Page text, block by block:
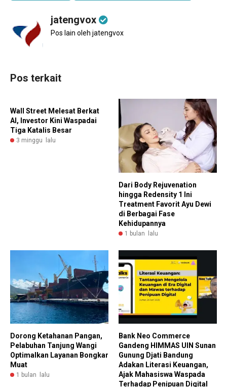
jatengvox
Pos lain oleh jatengvox
Pos terkait
Wall Street Melesat Berkat
AI, Investor Kini Waspadai
Tiga Katalis Besar
3 minggu lalu
Dari Body Rejuvenation
hingga Redensity 1 Ini
Treatment Favorit Ayu Dewi
di Berbagai Fase
Kehidupannya
1 bulan lalu
Dorong Ketahanan Pangan,
Pelabuhan Tanjung Wangi
Optimalkan Layanan Bongkar
Muat
1 bulan lalu
Bank Neo Commerce
Gandeng HIMMAS UIN Sunan
Gunung Djati Bandung
Adakan Literasi Keuangan,
Ajak Mahasiswa Waspada
Terhadap Penipuan Digital